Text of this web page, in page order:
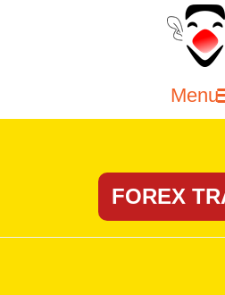
FOREX
SZÜLINAPI BOHÓC
SZÍNPADI
LUFIHAJTOGATÓ